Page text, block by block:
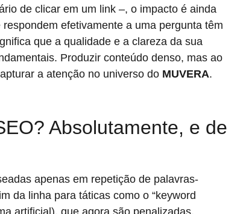
de clicar em um link –, o impacto é ainda
efetivamente a uma pergunta têm
que a qualidade e a clareza da sua
Produzir conteúdo denso, mas ao
a atenção no universo do MUVERA.
Absolutamente, e de
apenas em repetição de palavras-
da linha para táticas como o “keyword